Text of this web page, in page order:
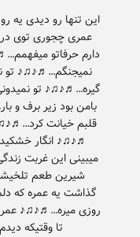
این تنها رو دیدی یه
عمری چجوری توی
دارم حرفاتو
نمیجنگم…♬♪♫♪ تو
گیره…♬♪♫♪ تو
بامن بود زیر برف و
قلبم خیانت
♬♪♫♪ انگار
میبینی این غربت
شیرین طعم
گذاشت یه عمره که
روزی میره…♬♪♫♪
تا وقتیکه